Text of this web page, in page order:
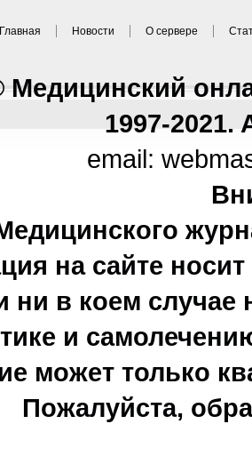
Главная Новости О сервере
1997-2021.
email:
на сайте
ни в коем
и
может только
Пожалуйста,